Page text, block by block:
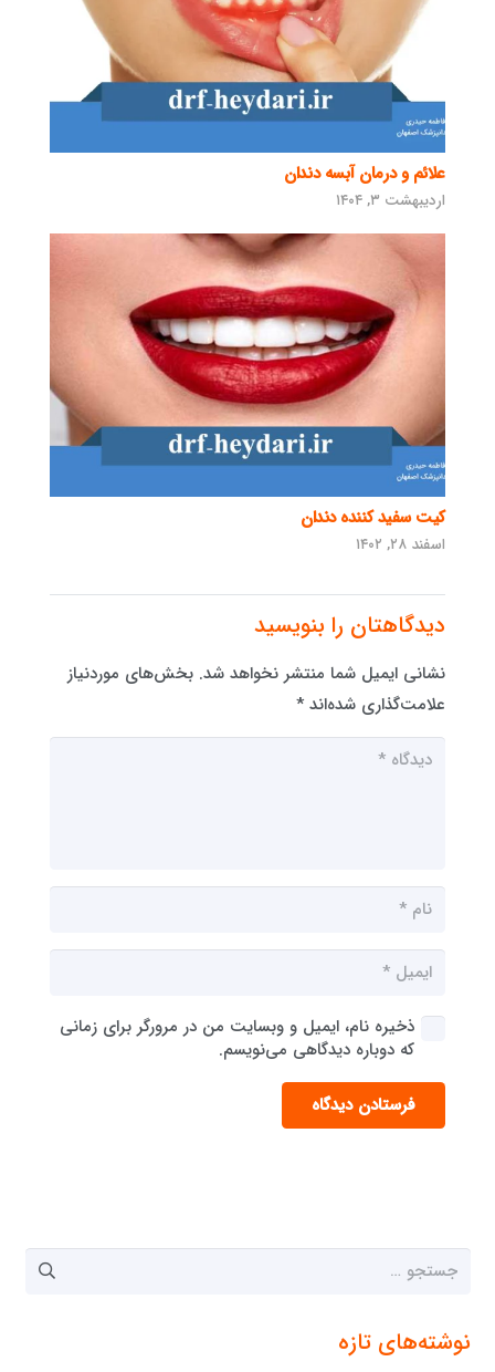
علائم و درمان آبسه دندان
اردیبهشت ۳, ۱۴۰۴
کیت سفید کننده دندان
اسفند ۲۸, ۱۴۰۲
دیدگاهتان را بنویسید
نشانی ایمیل شما منتشر نخواهد شد. بخش‌های موردنیاز
علامت‌گذاری شده‌اند *
ذخیره نام، ایمیل و وبسایت من در مرورگر برای زمانی
که دوباره دیدگاهی می‌نویسم.
فرستادن دیدگاه
جستجو
نوشته‌های تازه